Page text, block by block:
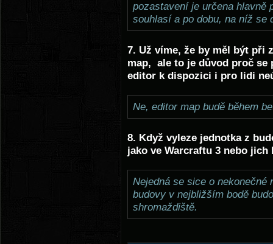
pozastavení je určena hlavně
souhlasí a po dobu, na níž se
7. Už víme, že by měl být při
map, ale to je důvod proč se
editor k dispozici i pro lidi
Ne, editor map budě během
8. Když vyleze jednotka z
jako ve Warcraftu 3 nebo jich
Nejedná se sice o
budovy v nejbližším bodě
shromaždiště.